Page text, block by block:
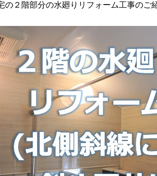
の２階部分の水廻りリフォーム工事のご